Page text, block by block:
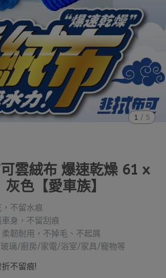
1 / 5
可雲絨布 爆速乾燥 61 x
色【愛車族】
不留水痕
身，不留刮痕
韌耐用，不掉毛、不起屑
璃/廚房/家電/浴室/家具/寵物等
不留痕!